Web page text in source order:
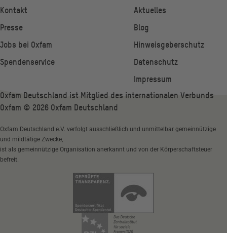
Kontakt
Presse
Jobs bei Oxfam
Spendenservice
Aktuelles
Blog
Hinweisgeberschutz
Datenschutz
Impressum
Oxfam Deutschland ist Mitglied des internationalen Verbunds
Oxfam © 2026 Oxfam Deutschland
Oxfam Deutschland e.V. verfolgt ausschließlich und unmittelbar gemeinnützige
und mildtätige Zwecke,
ist als gemeinnützige Organisation anerkannt und von der Körperschaftsteuer
befreit.